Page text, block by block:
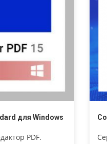
для Windows
PDF.